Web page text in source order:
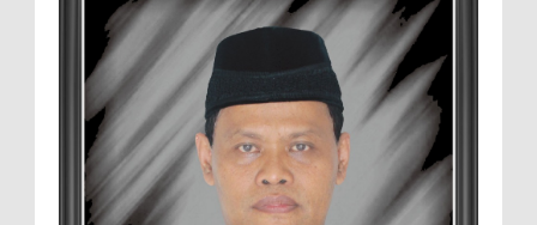
Setelah Pelatihan Diwilayah Ambulu Foto Bersama
MEMOPOS.co.id, Jember - Trend pertanian urban saat ini
menjadi pilihan generasi muda untuk ...
Sambut penilaian Akreditasi
RSD.dr.Soebandi Bagikan Sembako Kepada
Warga Sekitar